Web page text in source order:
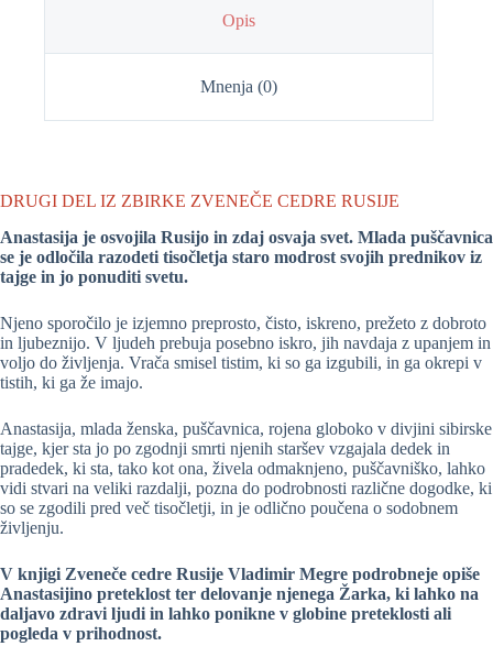
Opis
Mnenja (0)
DRUGI DEL IZ ZBIRKE ZVENEČE CEDRE RUSIJE
Anastasija je osvojila Rusijo in zdaj osvaja svet. Mlada puščavnica
se je odločila razodeti tisočletja staro modrost svojih prednikov iz
tajge in jo ponuditi svetu.
Njeno sporočilo je izjemno preprosto, čisto, iskreno, prežeto z dobroto
in ljubeznijo. V ljudeh prebuja posebno iskro, jih navdaja z upanjem in
voljo do življenja. Vrača smisel tistim, ki so ga izgubili, in ga okrepi v
tistih, ki ga že imajo.
Anastasija, mlada ženska, puščavnica, rojena globoko v divjini sibirske
tajge, kjer sta jo po zgodnji smrti njenih staršev vzgajala dedek in
pradedek, ki sta, tako kot ona, živela odmaknjeno, puščavniško, lahko
vidi stvari na veliki razdalji, pozna do podrobnosti različne dogodke, ki
so se zgodili pred več tisočletji, in je odlično poučena o sodobnem
življenju.
V knjigi Zveneče cedre Rusije Vladimir Megre podrobneje opiše
Anastasijino preteklost ter delovanje njenega Žarka, ki lahko na
daljavo zdravi ljudi in lahko ponikne v globine preteklosti ali
pogleda v prihodnost.